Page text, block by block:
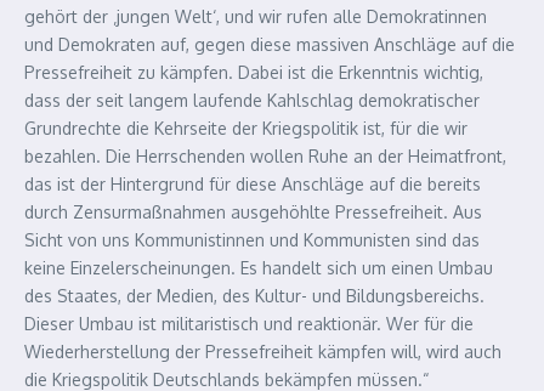
gehört der ‚jungen Welt‘, und wir rufen alle Demokratinnen
und Demokraten auf, gegen diese massiven Anschläge auf die
Pressefreiheit zu kämpfen. Dabei ist die Erkenntnis wichtig,
dass der seit langem laufende Kahlschlag demokratischer
Grundrechte die Kehrseite der Kriegspolitik ist, für die wir
bezahlen. Die Herrschenden wollen Ruhe an der Heimatfront,
das ist der Hintergrund für diese Anschläge auf die bereits
durch Zensurmaßnahmen ausgehöhlte Pressefreiheit. Aus
Sicht von uns Kommunistinnen und Kommunisten sind das
keine Einzelerscheinungen. Es handelt sich um einen Umbau
des Staates, der Medien, des Kultur- und Bildungsbereichs.
Dieser Umbau ist militaristisch und reaktionär. Wer für die
Wiederherstellung der Pressefreiheit kämpfen will, wird auch
die Kriegspolitik Deutschlands bekämpfen müssen.“